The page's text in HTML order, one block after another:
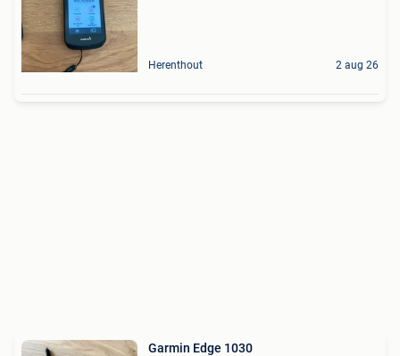
Herenthout 2 aug 26
Garmin Edge 1030